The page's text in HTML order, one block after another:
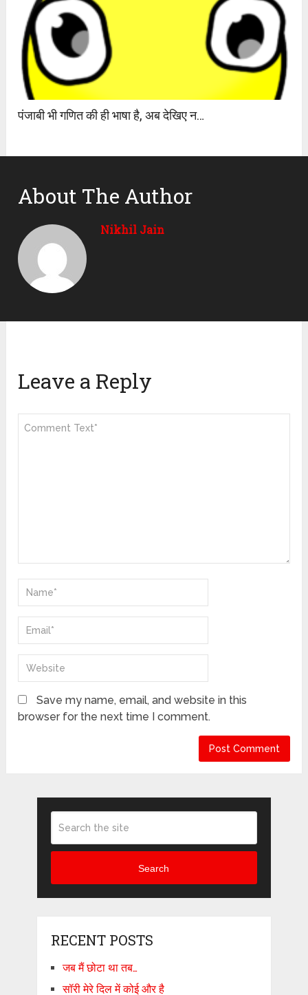
पंजाबी भी गणित की ही भाषा है, अब देखिए न…
About The Author
Nikhil Jain
Leave a Reply
Save my name, email, and website in this
browser for the next time I comment.
Search
RECENT POSTS
जब मैं छोटा था तब…
सॉरी मेरे दिल में कोई और है